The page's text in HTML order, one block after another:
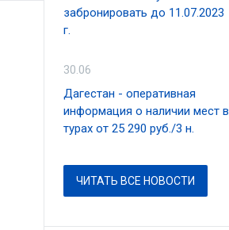
забронировать до 11.07.2023
г.
30.06
Дагестан - оперативная
информация о наличии мест в
турах от 25 290 руб./3 н.
ЧИТАТЬ ВСЕ НОВОСТИ